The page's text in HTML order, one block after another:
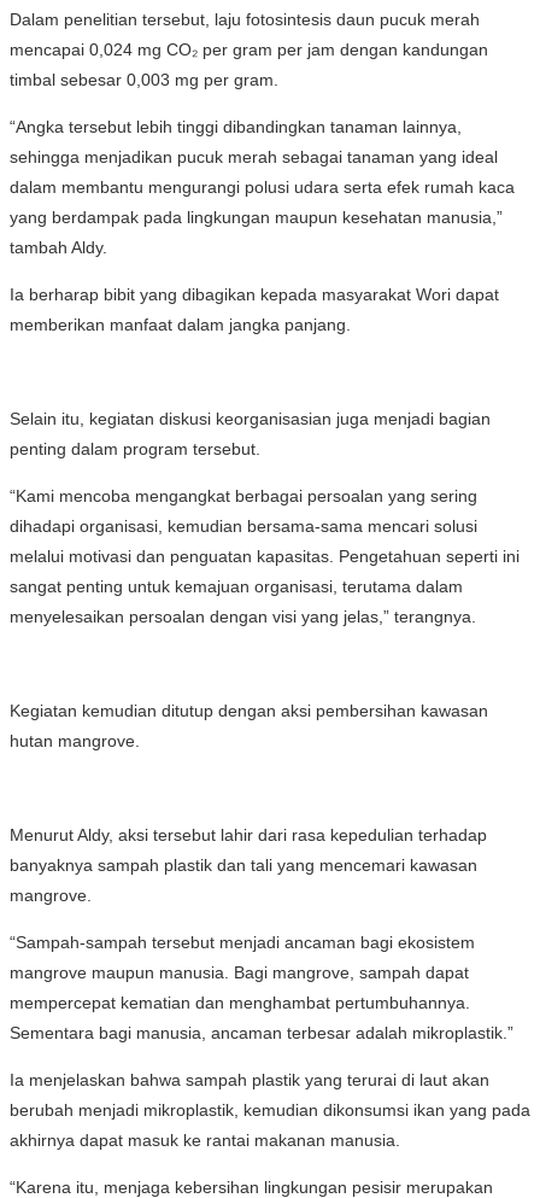
Dalam penelitian tersebut, laju fotosintesis daun pucuk merah
mencapai 0,024 mg CO₂ per gram per jam dengan kandungan
timbal sebesar 0,003 mg per gram.
“Angka tersebut lebih tinggi dibandingkan tanaman lainnya,
sehingga menjadikan pucuk merah sebagai tanaman yang ideal
dalam membantu mengurangi polusi udara serta efek rumah kaca
yang berdampak pada lingkungan maupun kesehatan manusia,”
tambah Aldy.
Ia berharap bibit yang dibagikan kepada masyarakat Wori dapat
memberikan manfaat dalam jangka panjang.
Selain itu, kegiatan diskusi keorganisasian juga menjadi bagian
penting dalam program tersebut.
“Kami mencoba mengangkat berbagai persoalan yang sering
dihadapi organisasi, kemudian bersama-sama mencari solusi
melalui motivasi dan penguatan kapasitas. Pengetahuan seperti ini
sangat penting untuk kemajuan organisasi, terutama dalam
menyelesaikan persoalan dengan visi yang jelas,” terangnya.
Kegiatan kemudian ditutup dengan aksi pembersihan kawasan
hutan mangrove.
Menurut Aldy, aksi tersebut lahir dari rasa kepedulian terhadap
banyaknya sampah plastik dan tali yang mencemari kawasan
mangrove.
“Sampah-sampah tersebut menjadi ancaman bagi ekosistem
mangrove maupun manusia. Bagi mangrove, sampah dapat
mempercepat kematian dan menghambat pertumbuhannya.
Sementara bagi manusia, ancaman terbesar adalah mikroplastik.”
Ia menjelaskan bahwa sampah plastik yang terurai di laut akan
berubah menjadi mikroplastik, kemudian dikonsumsi ikan yang pada
akhirnya dapat masuk ke rantai makanan manusia.
“Karena itu, menjaga kebersihan lingkungan pesisir merupakan